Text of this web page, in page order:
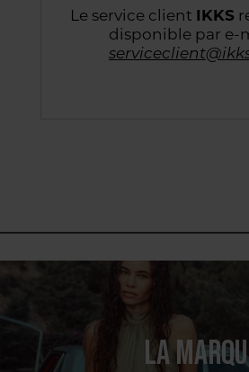
Le service client IKKS
disponible par e-
LA